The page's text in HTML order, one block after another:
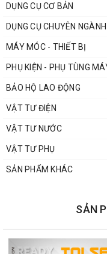
DỤNG CỤ CƠ BẢN
DỤNG CỤ CHUYÊN NGÀNH
MÁY MÓC - THIẾT BỊ
PHỤ KIỆN - PHỤ TÙNG
BẢO HỘ LAO ĐỘNG
VẬT TƯ ĐIỆN
VẬT TƯ NƯỚC
VẬT TƯ PHỤ
SẢN PHẨM KHÁC
SẢN